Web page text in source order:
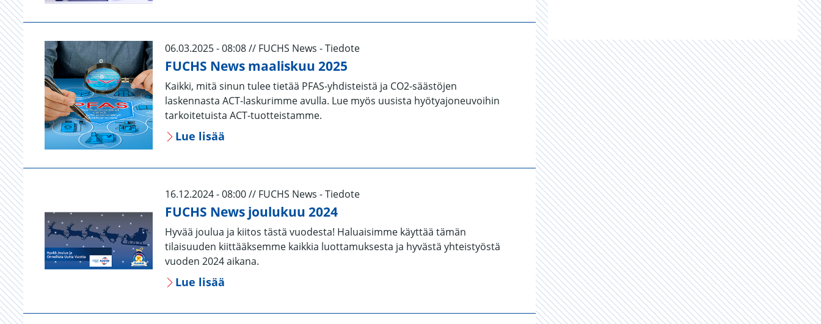
06.03.2025 - 08:08 // FUCHS News - Tiedote
FUCHS News maaliskuu 2025
Kaikki, mitä sinun tulee tietää PFAS-yhdisteistä ja CO2-säästöjen
laskennasta ACT-laskurimme avulla. Lue myös uusista hyötyajoneuvoihin
tarkoitetuista ACT-tuotteistamme.
Lue lisää
16.12.2024 - 08:00 // FUCHS News - Tiedote
FUCHS News joulukuu 2024
Hyvää joulua ja kiitos tästä vuodesta! Haluaisimme käyttää tämän
tilaisuuden kiittääksemme kaikkia luottamuksesta ja hyvästä yhteistyöstä
vuoden 2024 aikana.
Lue lisää